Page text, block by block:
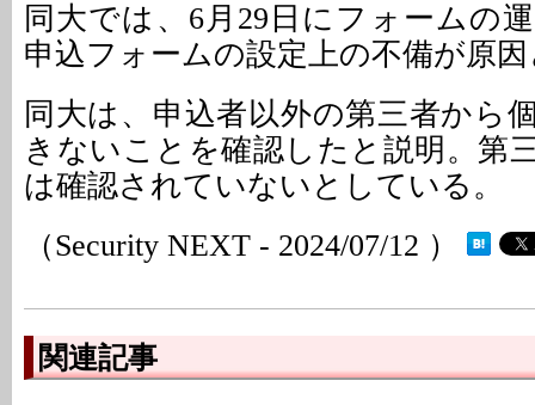
同大では、6月29日にフォームの
申込フォームの設定上の不備が原
同大は、申込者以外の第三者から
きないことを確認したと説明。第
は確認されていないとしている。
（Security NEXT - 2024/07/12 ）
関連記事